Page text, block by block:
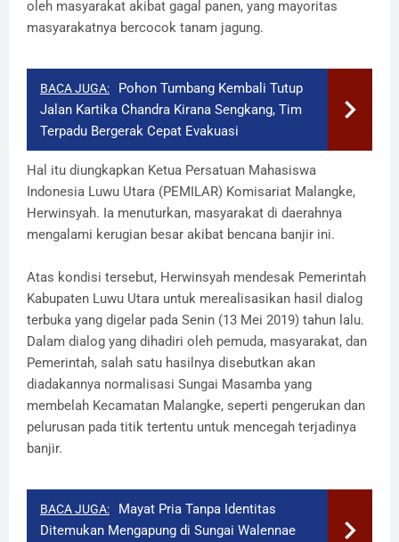
oleh masyarakat akibat gagal panen, yang mayoritas
masyarakatnya bercocok tanam jagung.
BACA JUGA:
Pohon Tumbang Kembali Tutup
Jalan Kartika Chandra Kirana Sengkang, Tim
Terpadu Bergerak Cepat Evakuasi
Hal itu diungkapkan Ketua Persatuan Mahasiswa
Indonesia Luwu Utara (PEMILAR) Komisariat Malangke,
Herwinsyah. Ia menuturkan, masyarakat di daerahnya
mengalami kerugian besar akibat bencana banjir ini.
Atas kondisi tersebut, Herwinsyah mendesak Pemerintah
Kabupaten Luwu Utara untuk merealisasikan hasil dialog
terbuka yang digelar pada Senin (13 Mei 2019) tahun lalu.
Dalam dialog yang dihadiri oleh pemuda, masyarakat, dan
Pemerintah, salah satu hasilnya disebutkan akan
diadakannya normalisasi Sungai Masamba yang
membelah Kecamatan Malangke, seperti pengerukan dan
pelurusan pada titik tertentu untuk mencegah terjadinya
banjir.
BACA JUGA:
Mayat Pria Tanpa Identitas
Ditemukan Mengapung di Sungai Walennae